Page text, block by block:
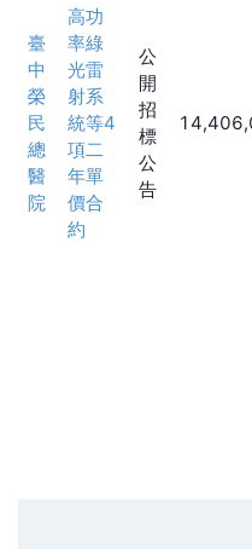
臺
中
榮
民
總
醫
院
高功
率綠
光雷
射系
統等4
項二
年單
價合
約
公
開
招
標
公
告